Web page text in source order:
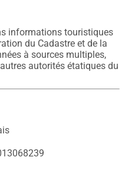
informations touristiques
du Cadastre et de la
à sources multiples,
autorités étatiques du